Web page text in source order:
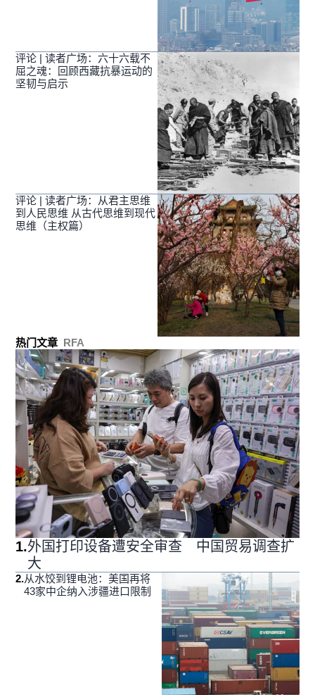
评论 | 读者广场：六十六载不
屈之魂：回顾西藏抗暴运动的
坚韧与启示
评论 | 读者广场：从君主思维
到人民思维 从古代思维到现代
思维（主权篇）
热门文章 RFA
1.外国打印设备遭安全审查 中国贸易调查扩
大
2.从水饺到锂电池：美国再将
43家中企纳入涉疆进口限制